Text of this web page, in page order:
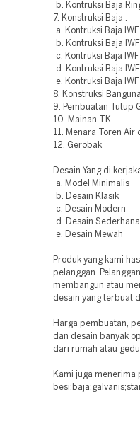
b. Kontruksi Baja
7. Konstruksi Baja :
a. Kontruksi Baja
b. Kontruksi Baja
c. Kontruksi Baja
d. Kontruksi Baja
e. Kontruksi Baja
8. Konstruksi
9. Pembuatan Tutup
10. Mainan TK
11. Menara Toren Air
12. Gerobak
Desain Yang di
a. Model Minimalis
b. Desain Klasik
c. Desain Modern
d. Desain Sederhana
e. Desain Mewah
Produk yang kami
pelanggan.
membangun atau
desain yang terbuat
Harga pembuatan,
dan desain banyak
dari rumah atau
Kami juga